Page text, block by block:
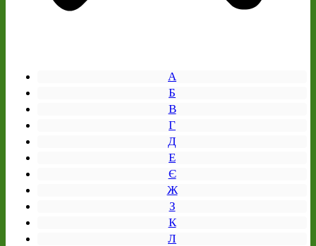
А
Б
В
Г
Д
Е
Є
Ж
З
К
Л